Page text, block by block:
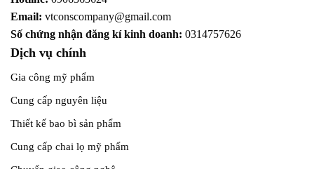
Email: vtconscompany@gmail.com
Số chứng nhận đăng kí kinh doanh: 0314757626
Dịch vụ chính
Gia công mỹ phẩm
Cung cấp nguyên liệu
Thiết kế bao bì sản phẩm
Cung cấp chai lọ mỹ phẩm